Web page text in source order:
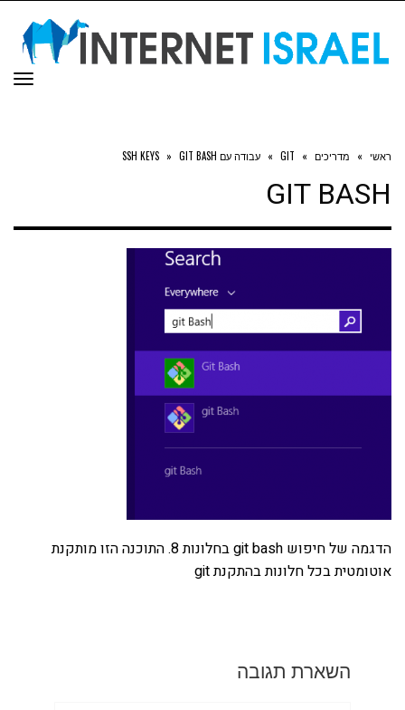
ראשי » מדריכים »
GIT
» עבודה עם SSH KEYS » GIT BASH
GIT BASH
הדגמה של חיפוש git bash בחלונות 8. התוכנה הזו מותקנת
אוטומטית בכל חלונות בהתקנת git
השארת תגובה